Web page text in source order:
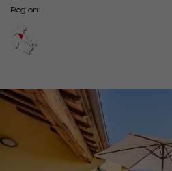
Region: